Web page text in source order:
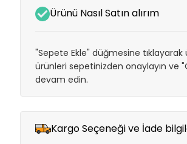
Ürünü Nasıl Satın alırım
"Sepete Ekle" düğmesine
ürünleri sepetinizden onaylayın ve
devam edin.
Kargo Seçeneği ve İade